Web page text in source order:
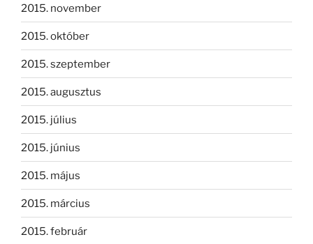
2015. november
2015. október
2015. szeptember
2015. augusztus
2015. július
2015. június
2015. május
2015. március
2015. február